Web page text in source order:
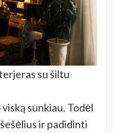
su šiltu
sunkiau. Todėl
ir padidinti